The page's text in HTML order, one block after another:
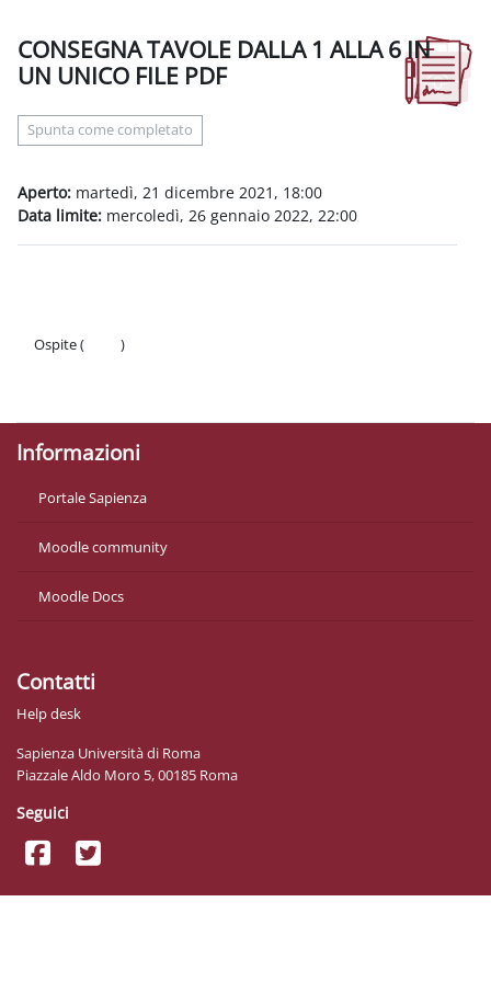
CONSEGNA TAVOLE DALLA 1 ALLA 6 IN
UN UNICO FILE PDF
Spunta come completato
Aperto: martedì, 21 dicembre 2021, 18:00
Data limite: mercoledì, 26 gennaio 2022, 22:00
Ospite (
)
Informazioni
Portale Sapienza
Moodle community
Moodle Docs
Contatti
Help desk
Sapienza Università di Roma
Piazzale Aldo Moro 5, 00185 Roma
Seguici